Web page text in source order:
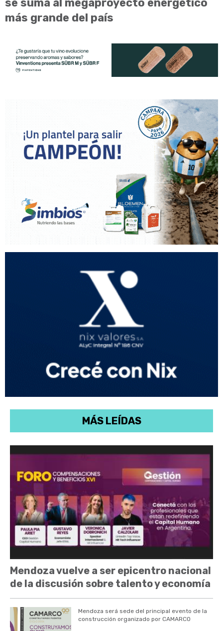
se suma al megaproyecto energético
más grande del país
MÁS LEÍDAS
Mendoza vuelve a ser epicentro nacional
de la discusión sobre talento y economía
Mendoza será sede del principal evento de la
construcción organizado por CAMARCO